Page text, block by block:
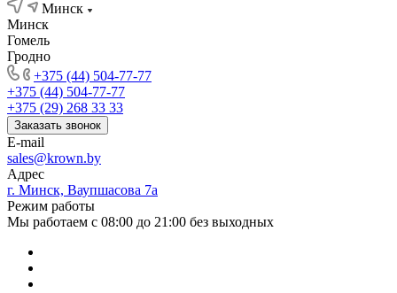
Минск
Минск
Гомель
Гродно
+375 (44) 504-77-77
+375 (44) 504-77-77
+375 (29) 268 33 33
Заказать звонок
E-mail
sales@krown.by
Адрес
г. Минск, Ваупшасова 7а
Режим работы
Мы работаем с 08:00 до 21:00 без выходных